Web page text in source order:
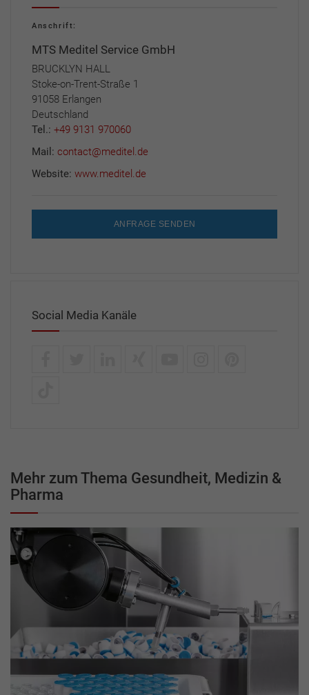
Anschrift:
MTS Meditel Service GmbH
BRUCKLYN HALL
Stoke-on-Trent-Straße 1
91058 Erlangen
Deutschland
Tel.: +49 9131 970060
Mail: contact@meditel.de
Website: www.meditel.de
ANFRAGE SENDEN
Social Media Kanäle
Mehr zum Thema Gesundheit, Medizin &
Pharma